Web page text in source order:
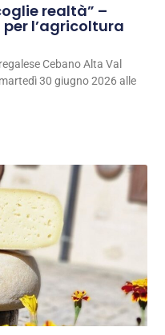
realtà” –
per l’agricoltura
Cebano Alta Val
30 giugno 2026 alle